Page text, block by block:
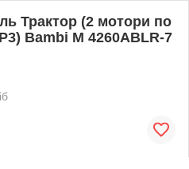
Трактор (2 мотори по
Bambi M 4260ABLR-7